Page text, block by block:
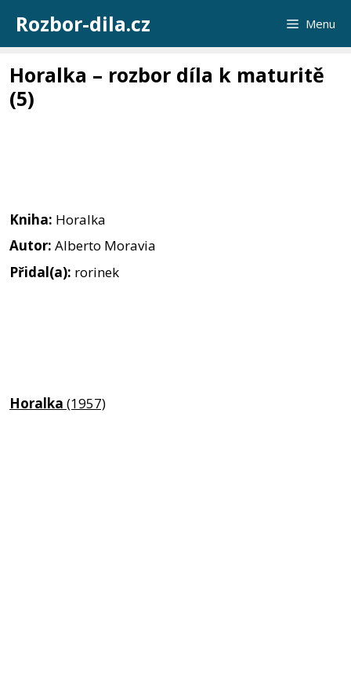
obsah
Rozbor-dila.cz Menu
Horalka – rozbor díla k maturitě
(5)
Kniha: Horalka
Autor: Alberto Moravia
Přidal(a): rorinek
Horalka (1957)